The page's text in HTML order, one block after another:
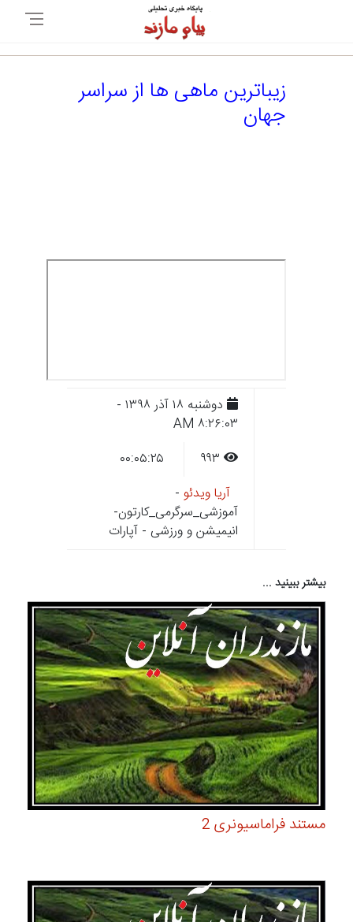
زیباترین ماهی ها از سراسر
جهان
دوشنبه ۱۸ آذر ۱۳۹۸ -
۸:۲۶:۰۳ AM
آریا ویدئو -
آموزشی_سرگرمی_کارتون-
انیمیشن و ورزشی - آپارات
بیشتر ببینید ...
مستند فراماسیونری 2